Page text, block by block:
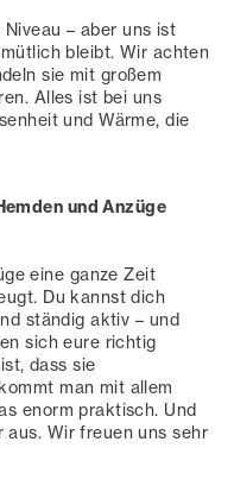
– aber uns ist
bleibt. Wir achten
sie mit großem
Alles ist bei uns
und Wärme, die
und Anzüge
eine ganze Zeit
Du kannst dich
ständig aktiv – und
sich eure richtig
dass sie
man mit allem
enorm praktisch. Und
aus. Wir freuen uns sehr